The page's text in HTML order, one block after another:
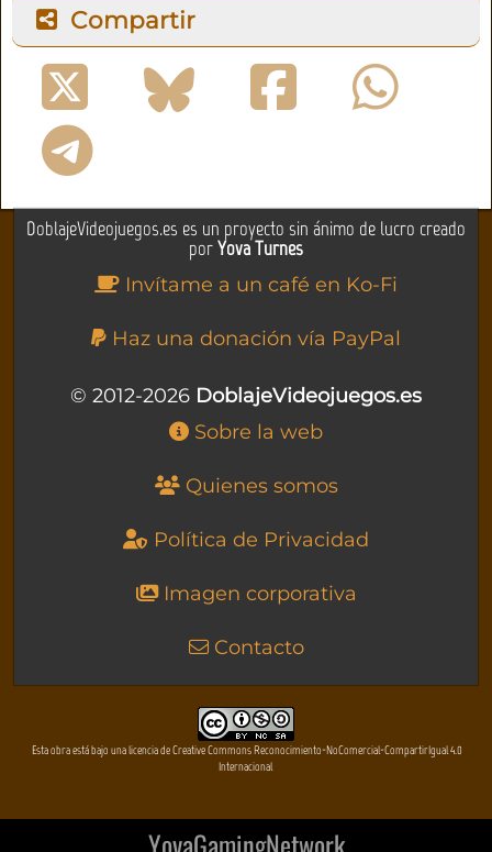
Compartir
DoblajeVideojuegos.es es un proyecto sin ánimo de lucro creado
porYova Turnes
Invítame a un café en Ko-Fi
Haz una donación vía PayPal
© 2012-2026 DoblajeVideojuegos.es
Sobre la web
Quienes somos
Política de Privacidad
Imagen corporativa
Contacto
Esta obra está bajo una licencia de Creative Commons Reconocimiento-NoComercial-CompartirIgual 4.0
Internacional
YovaGamingNetwork